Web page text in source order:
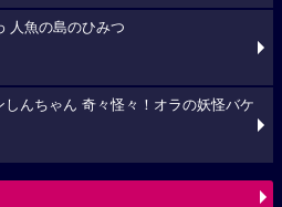
人魚の島のひみつ
んちゃん 奇々怪々！オラの妖怪バケ